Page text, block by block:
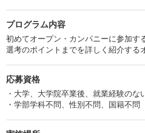
プログラム内容
初めてオープン・カンパニーに参加す
選考のポイントまでを詳しく紹介する
応募資格
・大学、大学院卒業後、就業経験のな
・学部学科不問、性別不問、国籍不問